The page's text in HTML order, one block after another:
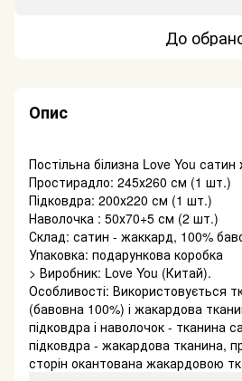
До
Опис
Постільна білизна Love You
Простирадло: 245х260 см (1 шт.)
Підковдра: 200х220 см (1 шт.)
Наволочка : 50х70+5 см (2 шт.)
Склад: сатин - жаккард, 100%
Упаковка: подарункова коробка
> Виробник: Love You (Китай).
Особливості: Використовується
(бавовна 100%) і жакардова
підковдра і наволочок - тканина
підковдра - жакардова тканина,
сторін окантована жакардовою